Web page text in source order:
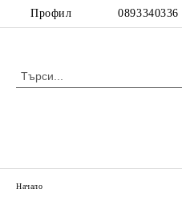
Профил 0893340336
Начало